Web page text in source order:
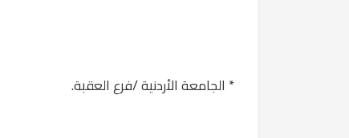
* الجامعة الأردنية /فرع العقبة.